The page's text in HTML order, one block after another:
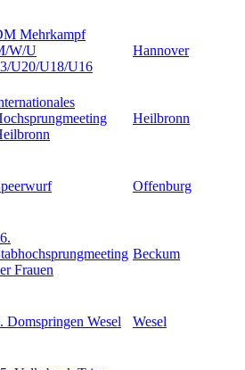
Mehrkampf
W/U
U20/U18/U16
Hannover
Heilbronn
Offenburg
Frauen
Beckum
Domspringen Wesel Wesel